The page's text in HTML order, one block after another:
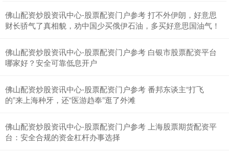
佛山配资炒股资讯中心-股票配资门户参考 打不外伊朗，好意思
财长骄气了真相貌，劝中国少买俄伊石油，多买好意思国油气！
佛山配资炒股资讯中心-股票配资门户参考 白银市股票配资平台
哪家好？安全可靠低息开户
佛山配资炒股资讯中心-股票配资门户参考 番邦东谈主“打飞
的”来上海种牙，还“医游趋奉”逛了外滩
佛山配资炒股资讯中心-股票配资门户参考 上海股票期货配资平
台：安全合规的资金杠杆办事选择